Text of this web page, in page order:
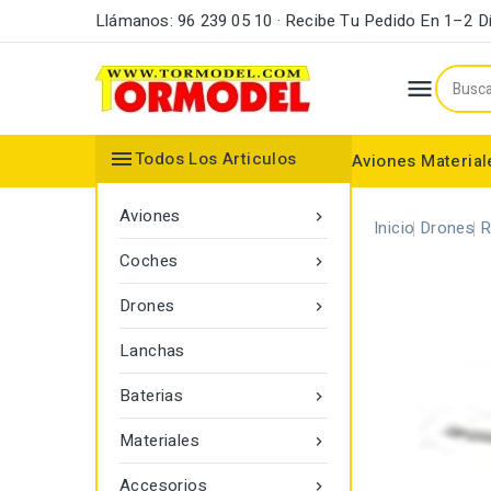
Llámanos: 96 239 05 10 · Recibe Tu Pedido En 1–2

Aviones
Todos Los Articulos

Aviones

Coches

Drones
Lanchas

Baterias

Materiales

Accesorios
Inicio Drones